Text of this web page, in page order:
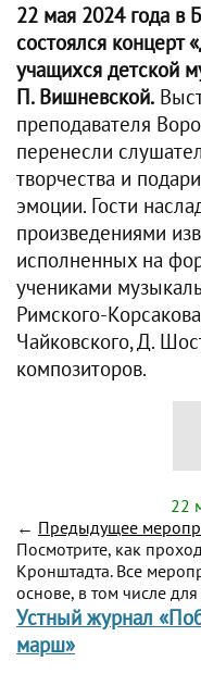
22 мая 2024 года в
состоялся концерт
учащихся детской
П. Вишневской.
преподавателя
перенесли
творчества и
эмоции. Гости
произведениями
исполненных на
учениками
Римского-
Чайковского, Д.
композиторов.
22
← Предыдущее
Посмотрите, как
Кронштадта. Все
основе, в том числе
Устный журнал
марш»